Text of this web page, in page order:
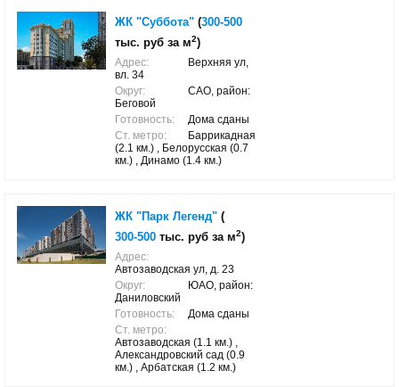
ЖК "Суббота" (300-500
тыс. руб за м2)
Адрес:
Верхняя ул,
вл. 34
Округ:
САО, район:
Беговой
Готовность:
Дома сданы
Ст. метро:
Баррикадная
(2.1 км.) , Белорусская (0.7
км.) , Динамо (1.4 км.)
ЖК "Парк Легенд" (
300-500 тыс. руб за м2)
Адрес:
Автозаводская ул, д. 23
Округ:
ЮАО, район:
Даниловский
Готовность:
Дома сданы
Ст. метро:
Автозаводская (1.1 км.) ,
Александровский сад (0.9
км.) , Арбатская (1.2 км.)